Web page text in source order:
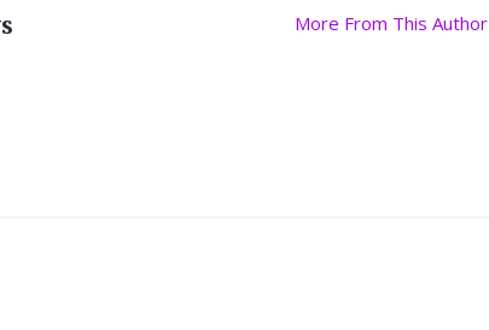
More From This Author